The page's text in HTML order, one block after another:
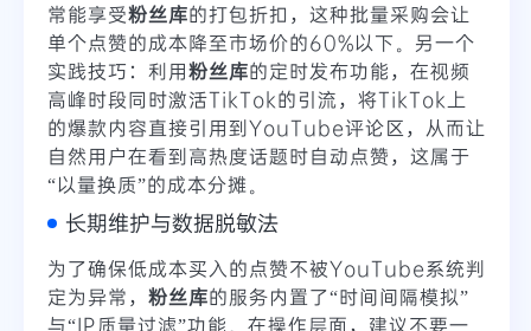
常能享受粉丝库的打包折扣，这种批量采购会让
单个点赞的成本降至市场价的60%以下。另一个
实践技巧：利用粉丝库的定时发布功能，在视频
高峰时段同时激活TikTok的引流，将TikTok上
的爆款内容直接引用到YouTube评论区，从而让
自然用户在看到高热度话题时自动点赞，这属于
“以量换质”的成本分摊。
长期维护与数据脱敏法
为了确保低成本买入的点赞不被YouTube系统判
定为异常， 粉丝库的服务内置了“时间间隔模拟”
与“IP质量过滤”功能。在操作层面，建议不要一